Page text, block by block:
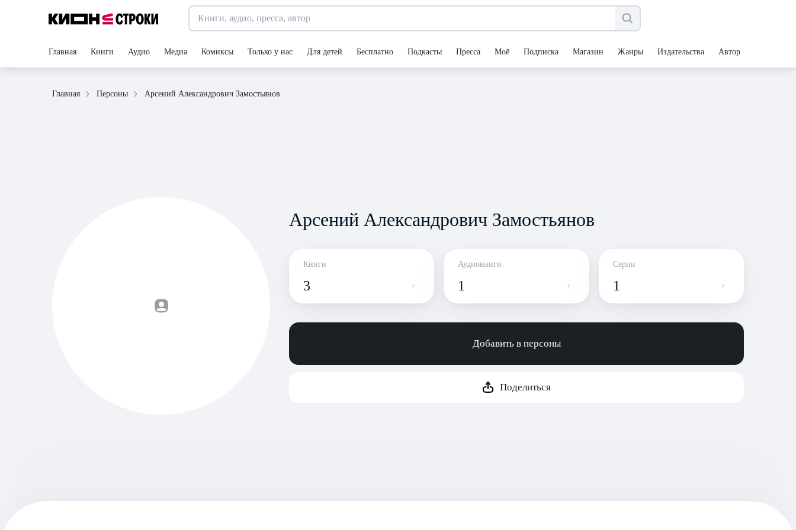
Главная Книги Аудио Медиа Комиксы Только у нас Для детей Бесплатно Подкасты Пресса Моё Подписка Магазин Жанры Издательства Авторы
Главная Персоны Арсений Александрович Замостьянов
Арсений Александрович Замостьянов
Книги
3
Аудиокниги
1
Серии
1
Добавить в персоны
Поделиться